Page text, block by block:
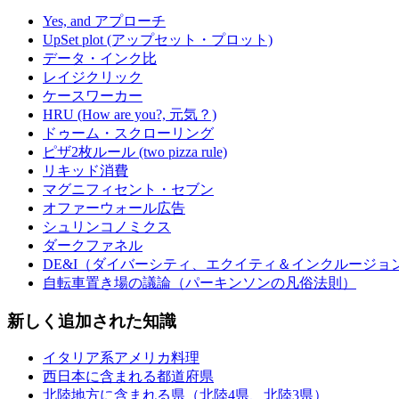
Yes, and アプローチ
UpSet plot (アップセット・プロット)
データ・インク比
レイジクリック
ケースワーカー
HRU (How are you?, 元気？)
ドゥーム・スクローリング
ピザ2枚ルール (two pizza rule)
リキッド消費
マグニフィセント・セブン
オファーウォール広告
シュリンコノミクス
ダークファネル
DE&I（ダイバーシティ、エクイティ＆インクルージョ
自転車置き場の議論（パーキンソンの凡俗法則）
新しく追加された知識
イタリア系アメリカ料理
西日本に含まれる都道府県
北陸地方に含まれる県（北陸4県、北陸3県）